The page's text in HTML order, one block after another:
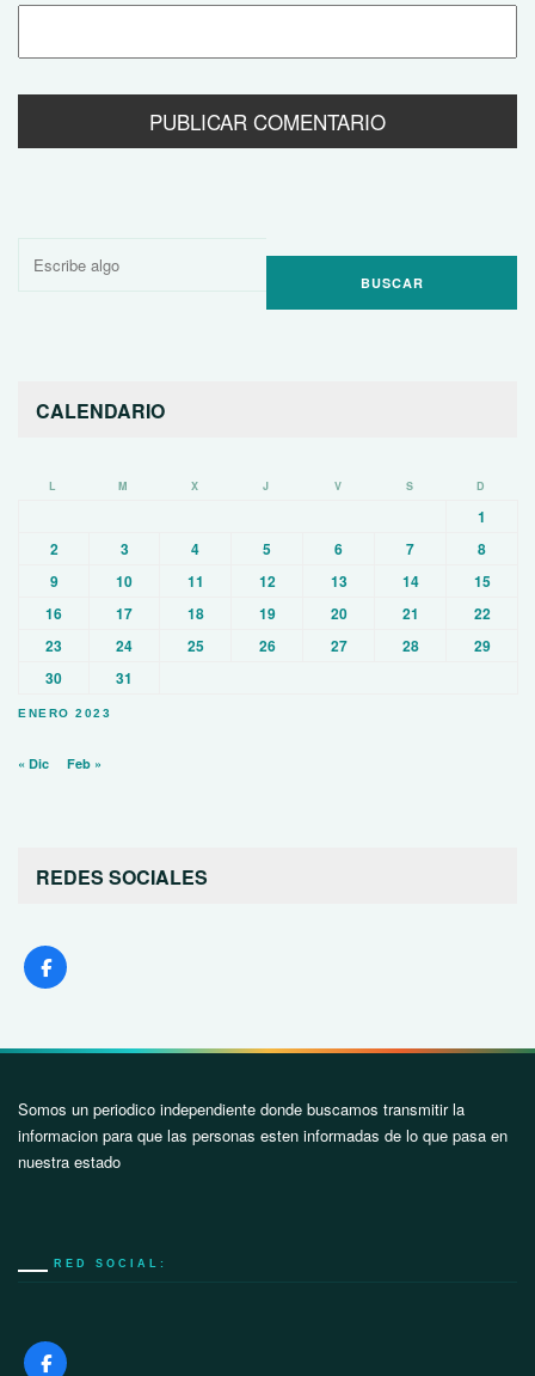
Buscar
CALENDARIO
ENERO 2023
L M X J V S D
1
2
3 4 5 6 7
8
9
10 11 12 13 14
15
16
17 18 19 20 21
22
23
24 25 26 27 28
29
30
31
« Dic Feb »
REDES SOCIALES
Somos un periodico independiente donde buscamos transmitir la
informacion para que las personas esten informadas de lo que pasa en
nuestra estado
RED SOCIAL: